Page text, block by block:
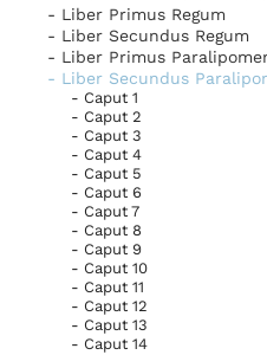
Thema’s
Berichten
Denzinger
Nieuwste Documenten
5. Het gebed van de Kerk
In Christus wordt onze
Leer de kostbare parel van
herkennen
Gods Koninkrijk groeit
De mystiek. De mystieke
- Liber Primus Regum
- Liber Secundus Regum
- Liber Primus
- Liber Secundus
- Caput 1
- Caput 2
- Caput 3
- Caput 4
- Caput 5
- Caput 6
- Caput 7
- Caput 8
- Caput 9
- Caput 10
- Caput 11
- Caput 12
- Caput 13
- Caput 14
Anno autem tricesimo
Baasa rex Israel in
Rama, ut nullus tute
regno Asa.
Protulit ergo Asa
thesauris domus
ad Benadad regem
Damasco, dicens:
" Foedus inter me et
meum et patrem